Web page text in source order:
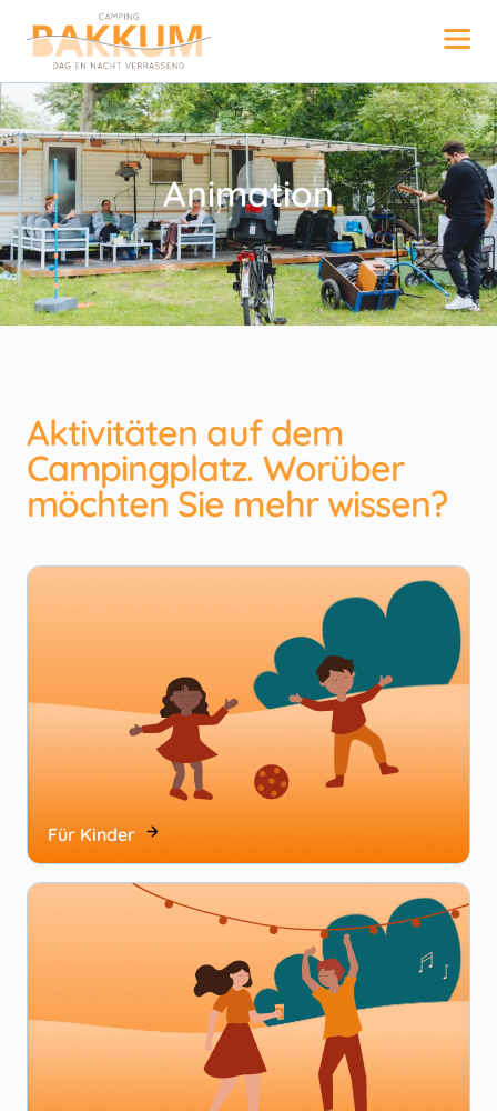
Animation
Aktivitäten auf dem
Campingplatz. Worüber
möchten Sie mehr wissen?
Für Kinder